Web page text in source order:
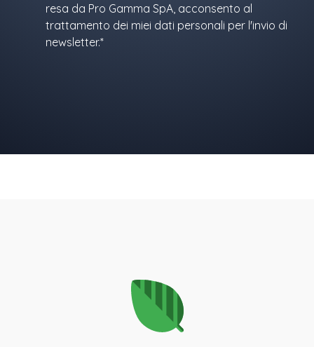
resa da Pro Gamma SpA, acconsento al
trattamento dei miei dati personali per l'invio di
newsletter.*